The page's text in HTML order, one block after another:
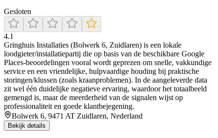
Gesloten
4.1
Gringhuis Installaties (Bolwerk 6, Zuidlaren) is een lokale
loodgieter/installatiepartij die op basis van de beschikbare Google
Places-beoordelingen vooral wordt geprezen om snelle, vakkundige
service en een vriendelijke, hulpvaardige houding bij praktische
storingen/klussen (zoals kraanproblemen). In de aangeleverde data
zit wel één duidelijke negatieve ervaring, waardoor het totaalbeeld
gemengd is, maar de meerderheid van de signalen wijst op
professionaliteit en goede klantbejegening.
Bolwerk 6, 9471 AT Zuidlaren, Nederland
Bekijk details